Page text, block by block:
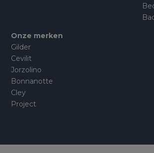
Onze merken
Gilder
Cevilit
Jorzolino
Bonnanotte
Cley
Project